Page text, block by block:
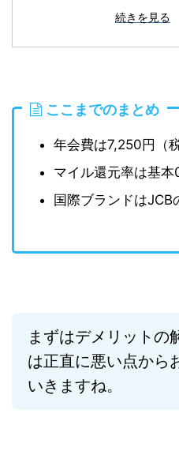
続きを見る
ここまでのまとめ
年会費は7,250円（税
マイル還元率は基本
国際ブランドはJCB
まずはデメリットの
は正直に悪い点から
いきますね。